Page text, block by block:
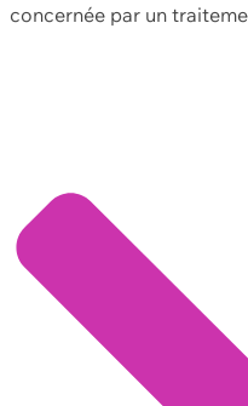
concernée par un